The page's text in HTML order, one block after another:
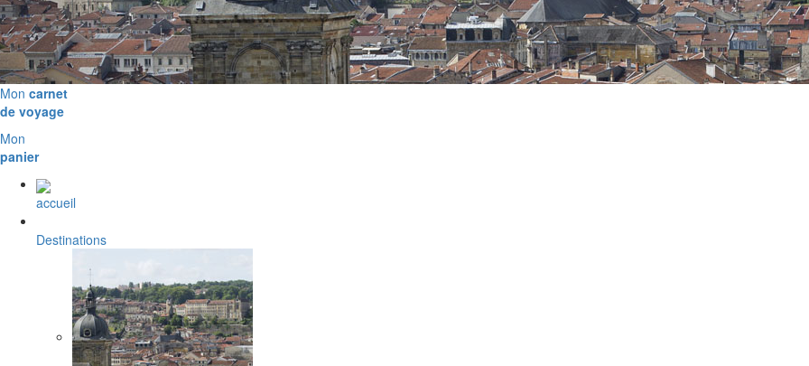
Mon carnet
de voyage
Mon
panier
accueil
Destinations